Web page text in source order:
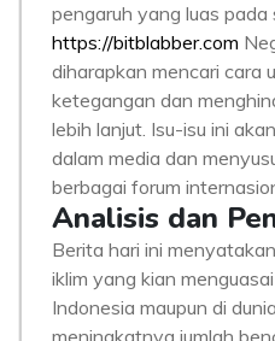
pengaruh yang luas pada
https://bitblabber.com
diharapkan mencari cara
ketegangan dan
lebih lanjut. Isu-isu ini
dalam media dan
berbagai forum
Analisis dan
Berita hari ini
iklim yang kian
Indonesia maupun di
meningkatnya jumlah